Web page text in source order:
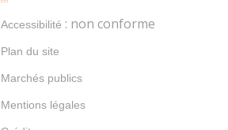
Accessibilité : non conforme
Plan du site
Marchés publics
Mentions légales